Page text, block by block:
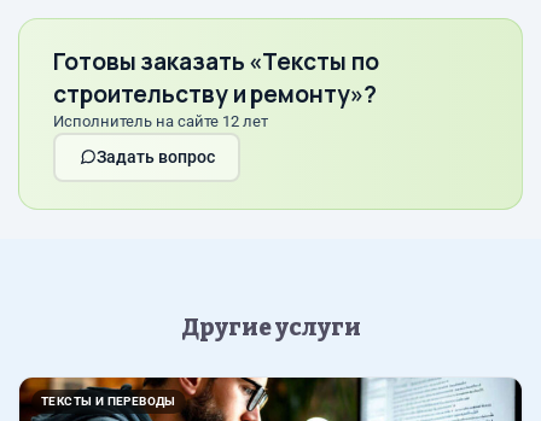
Готовы заказать «Тексты по
строительству и ремонту»?
Исполнитель на сайте 12 лет
Задать вопрос
Другие услуги
ТЕКСТЫ И ПЕРЕВОДЫ